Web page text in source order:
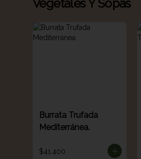
Vegetales Y Sopas
Burrata Trufada
Mediterránea.
$41.400